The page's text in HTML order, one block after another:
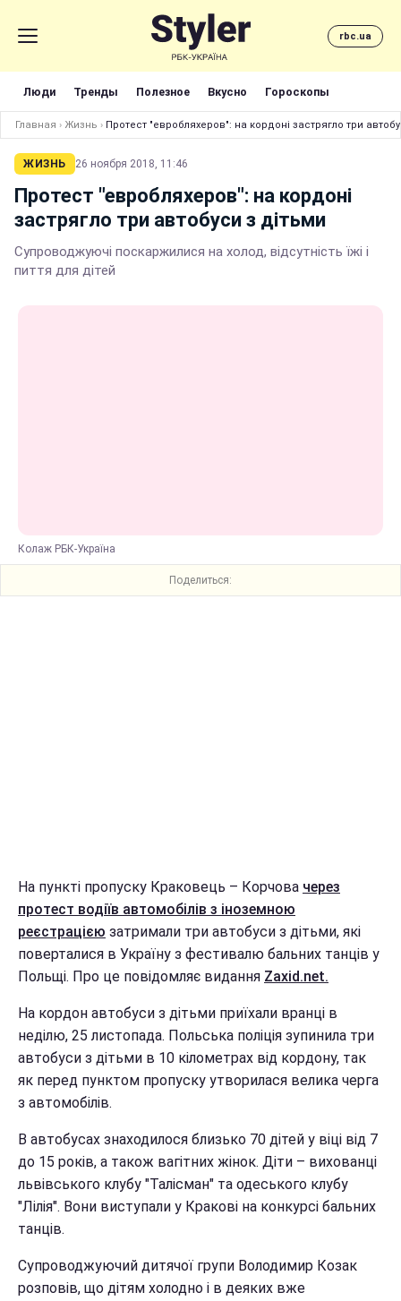
rbc.ua
Люди Тренды Полезное Вкусно Гороскопы
Главная › Жизнь › Протест "евробляхеров": на кордоні застрягло три
ЖИЗНЬ 26 ноября 2018, 11:46
Протест "евробляхеров": на кордоні
застрягло три автобуси з дітьми
Супроводжуючі поскаржилися на холод, відсутність їжі і
пиття для дітей
Колаж РБК-Україна
Поделиться:
На пункті пропуску Краковець – Корчова через
протест водіїв автомобілів з іноземною
реєстрацією затримали три автобуси з дітьми, які
поверталися в Україну з фестивалю бальних танців у
Польщі. Про це повідомляє видання Zaxid.net.
На кордон автобуси з дітьми приїхали вранці в
неділю, 25 листопада. Польська поліція зупинила три
автобуси з дітьми в 10 кілометрах від кордону, так
як перед пунктом пропуску утворилася велика черга
з автомобілів.
В автобусах знаходилося близько 70 дітей у віці від 7
до 15 років, а також вагітних жінок. Діти – вихованці
львівського клубу "Талісман" та одеського клубу
"Лілія". Вони виступали у Кракові на конкурсі бальних
танців.
Супроводжуючий дитячої групи Володимир Козак
розповів, що дітям холодно і в деяких вже